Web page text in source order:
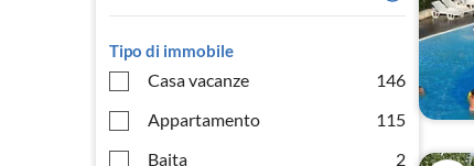
Tipo di immobile
Casa vacanze
146
Appartamento
115
Baita
2